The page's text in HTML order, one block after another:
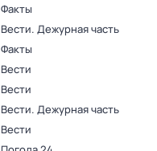
Факты
Вести. Дежурная часть
Факты
Вести
Вести
Вести. Дежурная часть
Вести